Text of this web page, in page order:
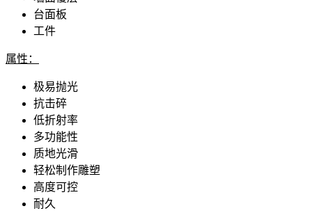
台面板
工件
属性：
极易抛光
抗击碎
低折射率
多功能性
质地光滑
轻松制作雕塑
高度可控
耐久